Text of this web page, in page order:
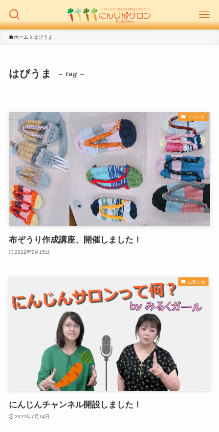
ホーム はぴうま
はぴうま – tag –
イベント
布ぞうり作成講座、開催しました！
2022年7月15日
お知らせ
にんじんチャンネル開設しました！
2022年7月14日